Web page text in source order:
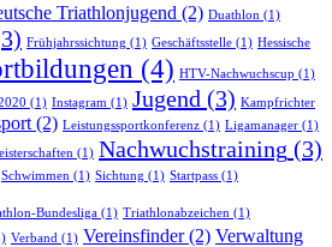
Triathlonjugend (2) Duathlon (1)
Frühjahrssichtung (1) Geschäftsstelle (1) Hessische
(4) HTV-Nachwuchscup (1)
(1) Instagram (1) Jugend (3) Kampfrichter
(2) Leistungssportkonferenz (1) Ligamanager (1)
(1) Nachwuchstraining (3)
Schwimmen (1) Sichtung (1) Startpass (1)
Bundesliga (1) Triathlonabzeichen (1)
Verband (1) Vereinsfinder(2) Verwaltung